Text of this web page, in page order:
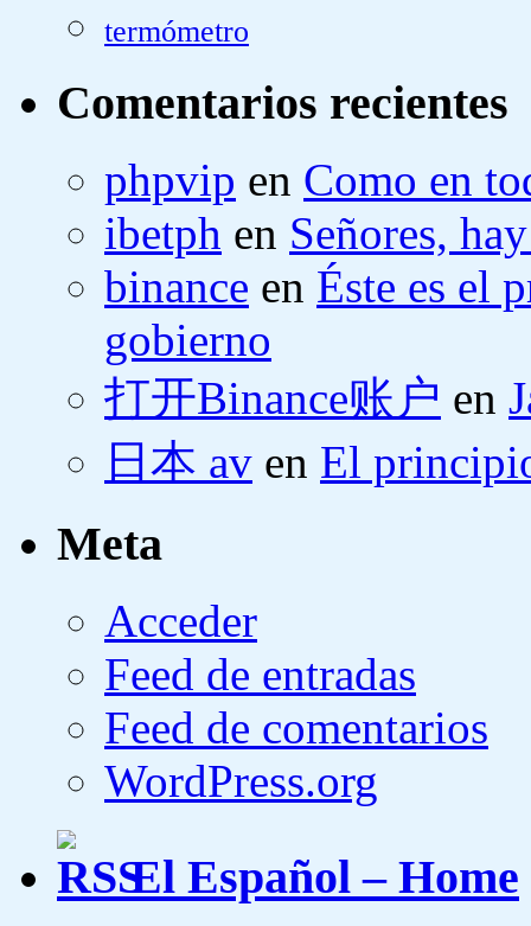
termómetro
Comentarios recientes
phpvip en Como en
ibetph en Señores,
binance en Éste es el
gobierno
打开Binance账户 en
日本 av en El
Meta
Acceder
Feed de entradas
Feed de comentarios
WordPress.org
El Español – Home